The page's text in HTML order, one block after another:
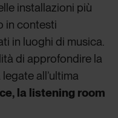
installazioni più
in contesti
in luoghi di musica.
di approfondire la
all’ultima
la listening room